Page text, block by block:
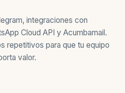
integraciones con
Cloud API y Acumbamail.
repetitivos para que tu equipo
valor.